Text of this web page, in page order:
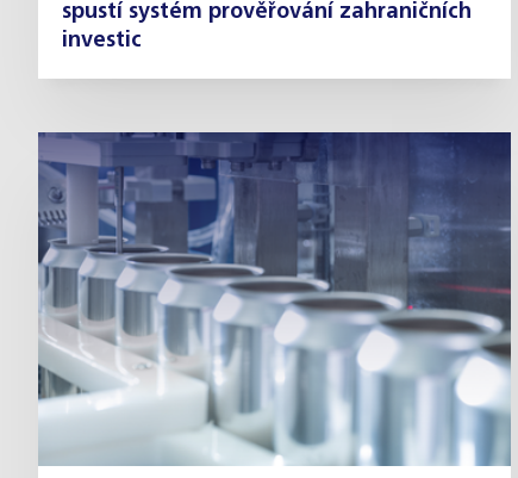
spustí systém prověřování zahraničních
investic